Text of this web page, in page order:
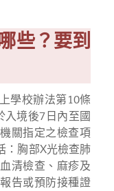
些？要到
學校辦法第10條
入境後7 日內至國
關指定之檢查項
：胸部X光檢查肺
清檢查、麻疹及
告或預防接種證